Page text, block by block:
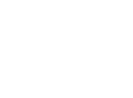
! bis 40%